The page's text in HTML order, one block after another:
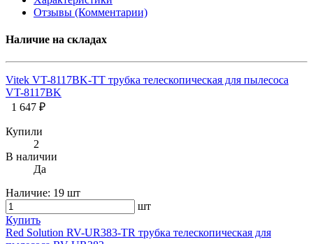
Отзывы (Комментарии)
Наличие на складах
Vitek VT-8117BK-TT трубка телескопическая для пылесоса
VT-8117BK
1 647 ₽
Купили
2
В наличии
Да
Наличие: 19 шт
шт
Купить
Red Solution RV-UR383-TR трубка телескопическая для